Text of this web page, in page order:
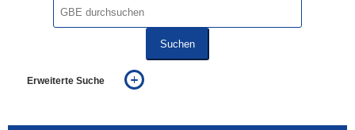
Suchen
Erweiterte Suche